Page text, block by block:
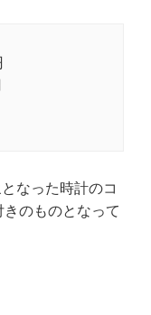
なった時計のコ
のものとなって